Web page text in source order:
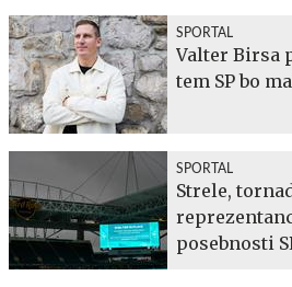
SPORTAL
Valter Birsa
tem SP bo
SPORTAL
Strele,
posebnosti